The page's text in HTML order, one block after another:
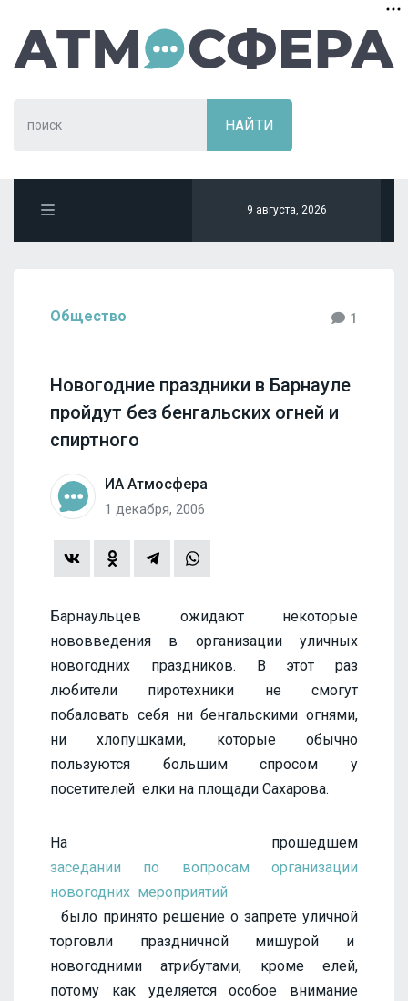
9 августа, 2026
Общество 1
Новогодние праздники в Барнауле
пройдут без бенгальских огней и
спиртного
ИА Атмосфера
1 декабря, 2006
Барнаульцев ожидают некоторые
нововведения в организации уличных
новогодних праздников. В этот раз
любители пиротехники не смогут
побаловать себя ни бенгальскими огнями,
ни хлопушками, которые обычно
пользуются большим спросом у
посетителей елки на площади Сахарова.
На прошедшем
заседании по вопросам организации
новогодних мероприятий
было принято решение о запрете уличной
торговли праздничной мишурой и
новогодними атрибутами, кроме елей,
потому как уделяется особое внимание